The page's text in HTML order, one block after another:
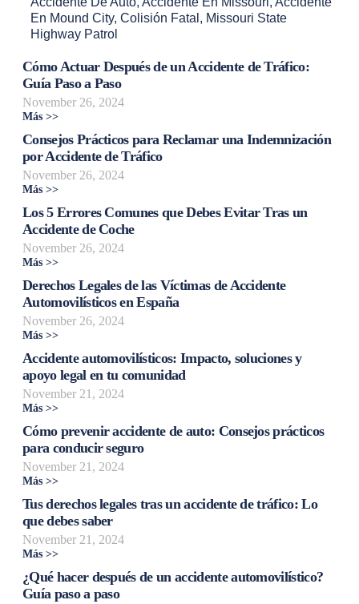
En Mound City, Colisión Fatal , Missouri State
Highway Patrol
Cómo Actuar Después de un Accidente de Tráfico:
Guía Paso a Paso
November 26, 2024
Más >>
Consejos Prácticos para Reclamar una Indemnización
por Accidente de Tráfico
November 26, 2024
Más >>
Los 5 Errores Comunes que Debes Evitar Tras un
Accidente de Coche
November 26, 2024
Más >>
Derechos Legales de las Víctimas de Accidente
Automovilísticos en España
November 26, 2024
Más >>
Accidente automovilísticos: Impacto, soluciones y
apoyo legal en tu comunidad
November 21, 2024
Más >>
Cómo prevenir accidente de auto: Consejos prácticos
para conducir seguro
November 21, 2024
Más >>
Tus derechos legales tras un accidente de tráfico: Lo
que debes saber
November 21, 2024
Más >>
¿Qué hacer después de un accidente automovilístico?
Guía paso a paso